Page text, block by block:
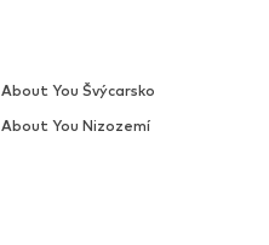
About You Švýcarsko
About You Nizozemí